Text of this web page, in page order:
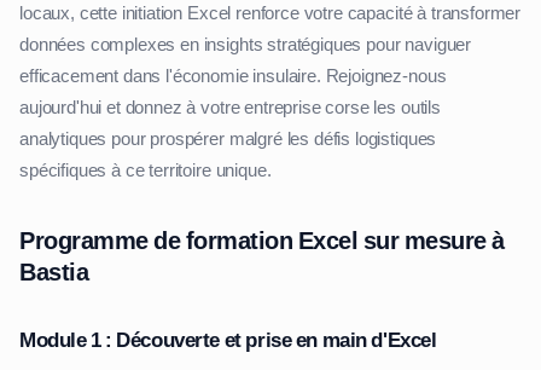
locaux, cette initiation Excel renforce votre capacité à transformer
données complexes en insights stratégiques pour naviguer
efficacement dans l'économie insulaire. Rejoignez-nous
aujourd'hui et donnez à votre entreprise corse les outils
analytiques pour prospérer malgré les défis logistiques
spécifiques à ce territoire unique.
Programme de formation Excel sur mesure à
Bastia
Module 1 : Découverte et prise en main d'Excel